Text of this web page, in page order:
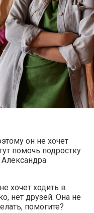
он не хочет
помочь подростку
Александра
хочет ходить в
нет друзей. Она не
помогите?